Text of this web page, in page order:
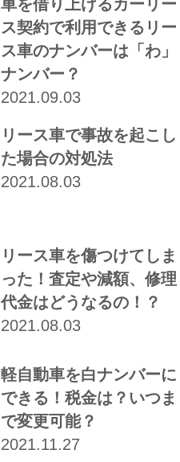
車を借り上げるカーリー
ス契約で利用できるリー
ス車のナンバーは「わ」
ナンバー？
2021.09.03
リース車で事故を起こし
た場合の対処法
2021.08.03
リース車を傷つけてしま
った！査定や減額、修理
代金はどうなるの！？
2021.08.03
軽自動車を白ナンバーに
できる！税金は？いつま
で変更可能？
2021.11.27